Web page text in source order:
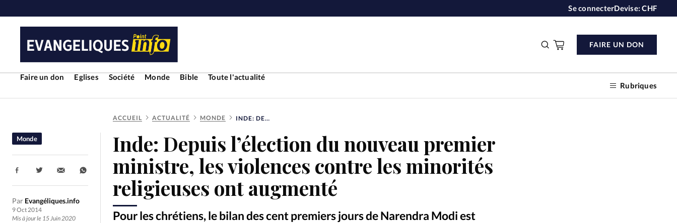
Se connecterDevise:CHF
Faire un don Eglises Société Monde Bible
Toute l'actualité
Rubriques
FAIRE UN DON
RUBRIQUES
Toute l'actualité Bible
Culture
Economie
Eglises Histoire
Laicité
Liberté religieuse
Mission
Monde
Faire un don
La rédaction
ACCUEIL ACTUALITÉ MONDE INDE: DEPUIS L’ÉLECTION DU NOUVEAU PREMIER MINISTRE, LES VIOLENCES CONTRE LES MINORITÉS RELIGIEUSES ONT AUGMENTÉ
Inde: Depuis l’élection du nouveau premier
ministre, les violences contre les minorités
religieuses ont augmenté
Pour les chrétiens, le bilan des cent premiers jours de Narendra Modi est
Monde
Par Evangéliques.info
9 Oct 2014
Mis à jour le 15 Juin 2020
Partager: